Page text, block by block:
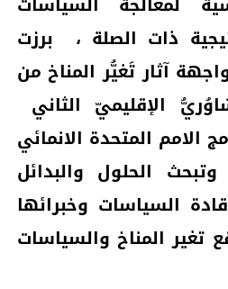
ذات الصلة ،
برزت
آثار تَغيُّر المناخ من
الإقليميّ الثاني
الامم المتحدة الانمائي
الحلول والبدائل
قادة السياسات وخبرائها
تغير المناخ والسياسات